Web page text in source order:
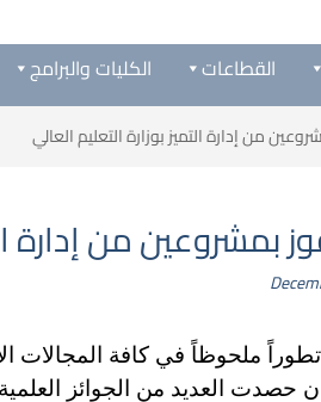
الكليات والبرامج القطاعات
من إدارة التميز بوزارة التعليم العالي
من إدارة
ملحوظاً في كافة المجالات